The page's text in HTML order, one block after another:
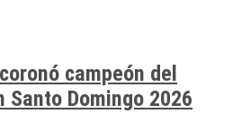
campeón del
Domingo 2026